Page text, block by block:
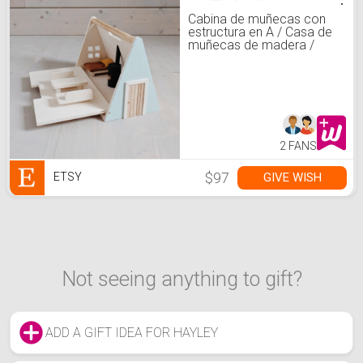
Cabina de muñecas con
estructura en A / Casa de
muñecas de madera /
2 FANS
ETSY $97 GIVE WISH
Not seeing anything to gift?
ADD A GIFT IDEA FOR HAYLEY